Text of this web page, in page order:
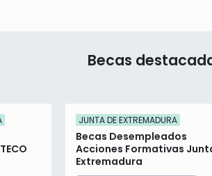
Becas
JUNTA DE EXTREMADURA
Becas Desempleados
Acciones Formativas
Extremadura